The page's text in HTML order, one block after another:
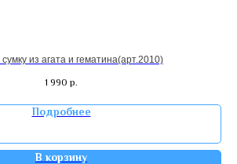
из агата и гематина(арт.2010)
1 990 р.
Подробнее
В корзину